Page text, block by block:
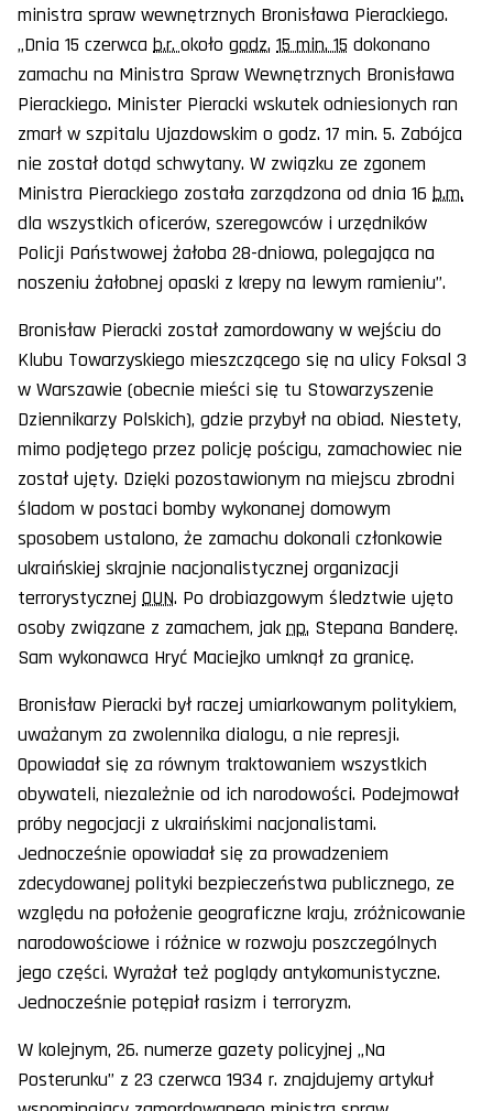
ministra spraw wewnętrznych Bronisława Pierackiego.
„Dnia 15 czerwca b.r.około godz. 15 min. 15 dokonano
zamachu na Ministra Spraw Wewnętrznych Bronisława
Pierackiego. Minister Pieracki wskutek odniesionych ran
zmarł w szpitalu Ujazdowskim o godz. 17 min. 5. Zabójca
nie został dotąd schwytany. W związku ze zgonem
Ministra Pierackiego została zarządzona od dnia 16 b.m.
dla wszystkich oficerów, szeregowców i urzędników
Policji Państwowej żałoba 28-dniowa, polegająca na
noszeniu żałobnej opaski z krepy na lewym ramieniu”.
Bronisław Pieracki został zamordowany w wejściu do
Klubu Towarzyskiego mieszczącego się na ulicy Foksal 3
w Warszawie (obecnie mieści się tu Stowarzyszenie
Dziennikarzy Polskich), gdzie przybył na obiad. Niestety,
mimo podjętego przez policję pościgu, zamachowiec nie
został ujęty. Dzięki pozostawionym na miejscu zbrodni
śladom w postaci bomby wykonanej domowym
sposobem ustalono, że zamachu dokonali członkowie
ukraińskiej skrajnie nacjonalistycznej organizacji
terrorystycznej OUN. Po drobiazgowym śledztwie ujęto
osoby związane z zamachem, jaknp. Stepana Banderę.
Sam wykonawca Hryć Maciejko umknął za granicę.
Bronisław Pieracki był raczej umiarkowanym politykiem,
uważanym za zwolennika dialogu, a nie represji.
Opowiadał się za równym traktowaniem wszystkich
obywateli, niezależnie od ich narodowości. Podejmował
próby negocjacji z ukraińskimi nacjonalistami.
Jednocześnie opowiadał się za prowadzeniem
zdecydowanej polityki bezpieczeństwa publicznego, ze
względu na położenie geograficzne kraju, zróżnicowanie
narodowościowe i różnice w rozwoju poszczególnych
jego części. Wyrażał też poglądy antykomunistyczne.
Jednocześnie potępiał rasizm i terroryzm.
W kolejnym, 26. numerze gazety policyjnej „Na
Posterunku” z 23 czerwca 1934 r. znajdujemy artykuł